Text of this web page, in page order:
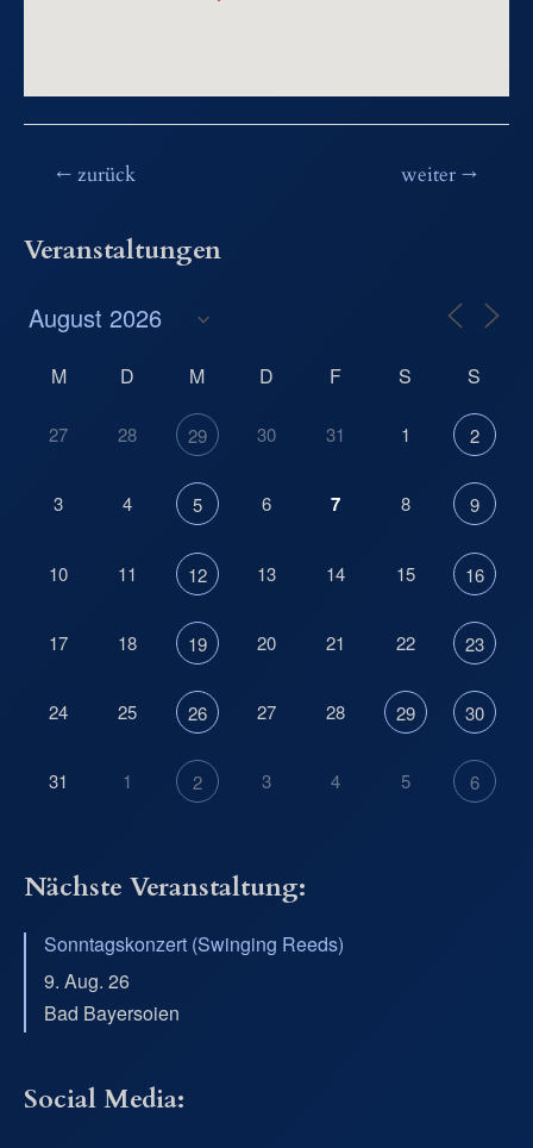
Beitragsnavigation
←zurück weiter→
Veranstaltungen
M D M D F S S
27 28 29 30 31 1 2
3 4 5 6 7 8 9
10 11 12 13 14 15 16
17 18 19 20 21 22 23
24 25 26 27 28 29 30
31 1 2 3 4 5 6
Nächste Veranstaltung:
Sonntagskonzert (Swinging Reeds)
9. Aug. 26
Bad Bayersoien
Social Media: